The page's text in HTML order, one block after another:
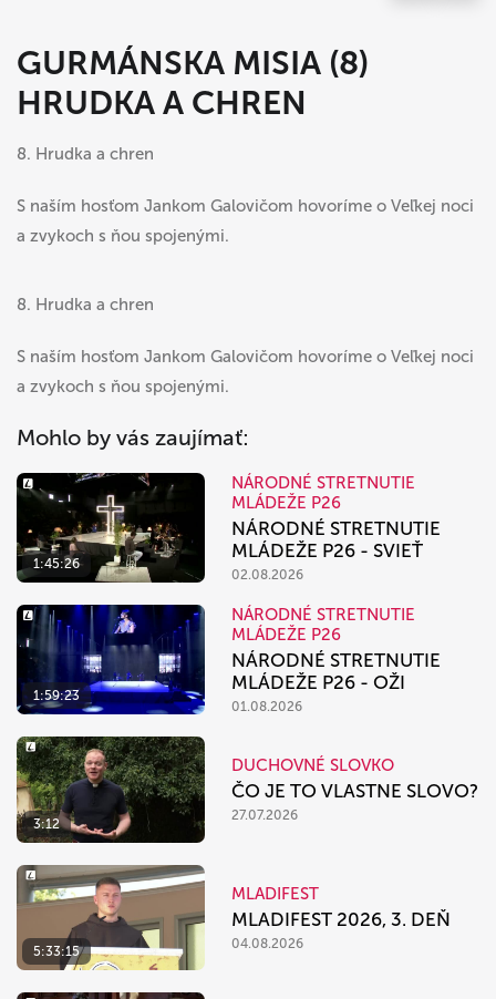
GURMÁNSKA MISIA (8)
HRUDKA A CHREN
8. Hrudka a chren
S naším hosťom Jankom Galovičom hovoríme o Veľkej noci
a zvykoch s ňou spojenými.
8. Hrudka a chren
S naším hosťom Jankom Galovičom hovoríme o Veľkej noci
a zvykoch s ňou spojenými.
Mohlo by vás zaujímať:
1:45:26
NÁRODNÉ STRETNUTIE
MLÁDEŽE P26
NÁRODNÉ STRETNUTIE
MLÁDEŽE P26 - SVIEŤ
02.08.2026
1:59:23
NÁRODNÉ STRETNUTIE
MLÁDEŽE P26
NÁRODNÉ STRETNUTIE
MLÁDEŽE P26 - OŽI
01.08.2026
3:12
DUCHOVNÉ SLOVKO
ČO JE TO VLASTNE SLOVO?
27.07.2026
5:33:15
MLADIFEST
MLADIFEST 2026, 3. DEŇ
04.08.2026